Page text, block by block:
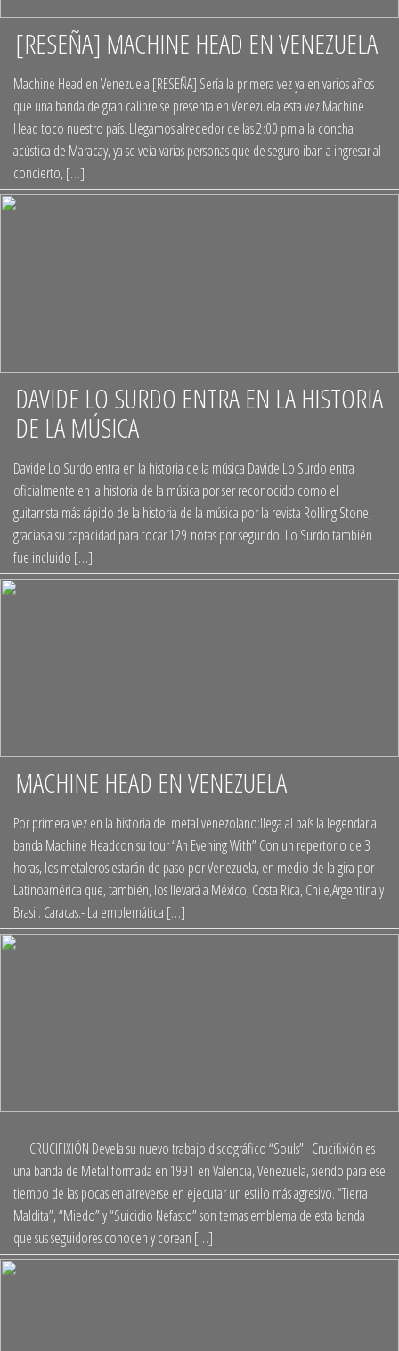
[RESEÑA] MACHINE HEAD EN VENEZUELA
Machine Head en Venezuela [RESEÑA] Sería la primera vez ya en varios años
que una banda de gran calibre se presenta en Venezuela esta vez Machine
Head toco nuestro país. Llegamos alrededor de las 2:00 pm a la concha
acústica de Maracay, ya se veía varias personas que de seguro iban a ingresar al
concierto, […]
+
DAVIDE LO SURDO ENTRA EN LA HISTORIA
DE LA MÚSICA
Davide Lo Surdo entra en la historia de la música Davide Lo Surdo entra
oficialmente en la historia de la música por ser reconocido como el
guitarrista más rápido de la historia de la música por la revista Rolling Stone,
gracias a su capacidad para tocar 129 notas por segundo. Lo Surdo también
fue incluido […]
+
MACHINE HEAD EN VENEZUELA
Por primera vez en la historia del metal venezolano:llega al país la legendaria
banda Machine Headcon su tour “An Evening With” Con un repertorio de 3
horas, los metaleros estarán de paso por Venezuela, en medio de la gira por
Latinoamérica que, también, los llevará a México, Costa Rica, Chile,Argentina y
Brasil. Caracas.- La emblemática […]
+
CRUCIFIXIÓN Devela su nuevo trabajo discográfico “Souls” Crucifixión es
una banda de Metal formada en 1991 en Valencia, Venezuela, siendo para ese
tiempo de las pocas en atreverse en ejecutar un estilo más agresivo. “Tierra
Maldita”, “Miedo” y “Suicidio Nefasto” son temas emblema de esta banda
que sus seguidores conocen y corean […]
+